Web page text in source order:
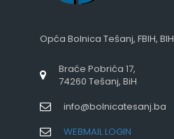
Opća Bolnica Tešanj, FBIH, BIH
Braće Pobrića 17,
74260 Tešanj, BiH
info@bolnicatesanj.ba
WEBMAIL LOGIN